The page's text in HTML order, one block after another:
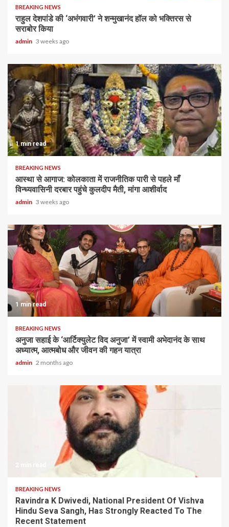
BREAKING NEWS
राहुल देशपांडे की ‘अभंगवारी’ ने शन्मुखानंद हॉल को भक्तिरस से
सराबोर किया
admin 3 weeks ago
1 min read
BREAKING NEWS
आस्था से आगाज: कोलकाता में राजनीतिक पारी से पहले माँ
विन्ध्यवासिनी दरबार पहुंचे कुलदीप मैती, मांगा आशीर्वाद
admin 3 weeks ago
1 min read
BREAKING NEWS
अनुजा सहाई के ‘आर्टिक्युलेट विद अनुजा’ में स्वामी अभेदानंद के साथ
अध्यात्म, आत्मबोध और जीवन की गहन यात्रा
admin 2 months ago
2 min read
BREAKING NEWS
Ravindra K Dwivedi, National President Of Vishva
Hindu Seva Sangh, Has Strongly Reacted To The
Recent Statement